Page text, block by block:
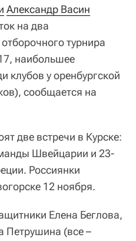
Александр Васин
на два
турнира
наибольшее
клубов у оренбургской
сообщается на
две встречи в Курске:
Швейцарии и 23-
Россиянки
12 ноября.
Елена Беглова,
Петрушина (все –